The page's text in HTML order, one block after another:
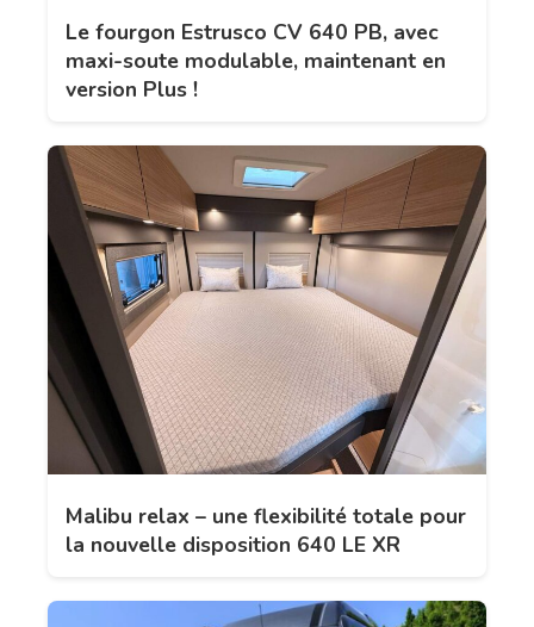
Le fourgon Estrusco CV 640 PB, avec
maxi-soute modulable, maintenant en
version Plus !
Malibu relax – une flexibilité totale pour
la nouvelle disposition 640 LE XR